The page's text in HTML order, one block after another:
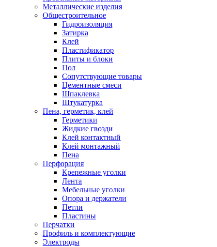
Металлические изделия
Общестроительное
Гидроизоляция
Затирка
Клей
Пластификатор
Плиты и блоки
Пол
Сопутствующие товары
Цементные смеси
Шпаклевка
Штукатурка
Пена, герметик, клей
Герметики
Жидкие гвозди
Клей контактный
Клей монтажный
Пена
Перфорация
Крепежные уголки
Лента
Мебельные уголки
Опора и держатели
Петли
Пластины
Перчатки
Профиль и комплектующие
Электроды